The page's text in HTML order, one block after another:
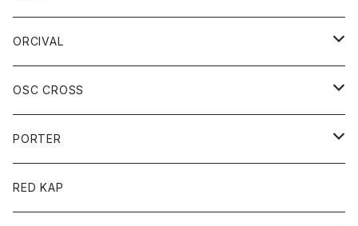
Tシャツ
ロングスリーブＴシャツ
ジーンズ
パンツ
ボトム
スカート
ORCIVAL
アウター
コート
ジャケット
アクセサリー
バッグ
キッズ
OSC CROSS
ダウンジャケット
PORTER
カードホルダー
RED KAP